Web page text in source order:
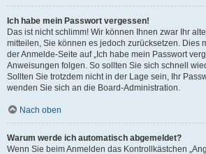
Ich habe mein Passwort vergessen!
Das ist nicht schlimm! Wir können Ihnen zwar Ihr
mitteilen, Sie können es jedoch zurücksetzen. Dies
der Anmelde-Seite auf „Ich habe mein Passwort
Anweisungen folgen. So sollten Sie sich schnell
Sollten Sie trotzdem nicht in der Lage sein, Ihr
wenden Sie sich an die Board-Administration.
Nach oben
Warum werde ich automatisch abgemeldet?
Wenn Sie beim Anmelden das Kontrollkästchen